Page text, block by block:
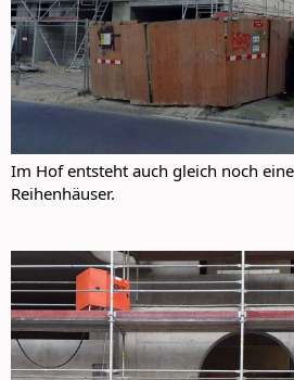
Im Hof entsteht auch gleich noch
Reihenhäuser.